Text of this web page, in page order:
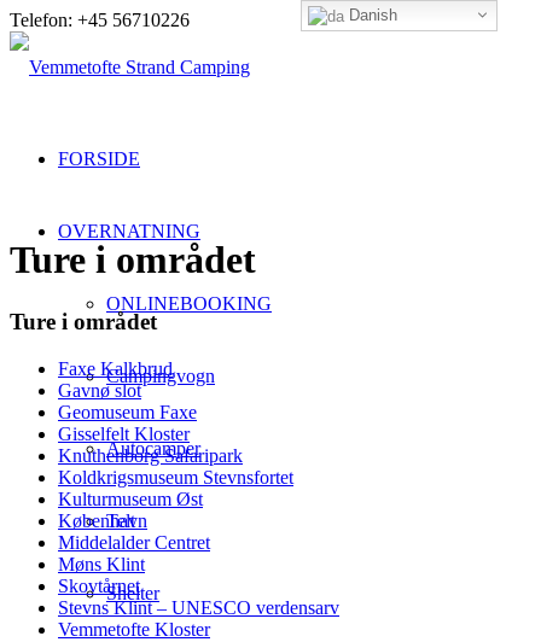
Telefon: +45 56710226
FORSIDE
OVERNATNING
ONLINEBOOKING
Campingvogn
Autocamper
Telt
Shelter
Ture i området
Ture i området
Faxe Kalkbrud
Gavnø slot
Geomuseum Faxe
Gisselfelt Kloster
Knuthenborg Safaripark
Koldkrigsmuseum Stevnsfortet
Kulturmuseum Øst
København
Middelalder Centret
Møns Klint
Skovtårnet
Stevns Klint – UNESCO verdensarv
Vemmetofte Kloster
Danish